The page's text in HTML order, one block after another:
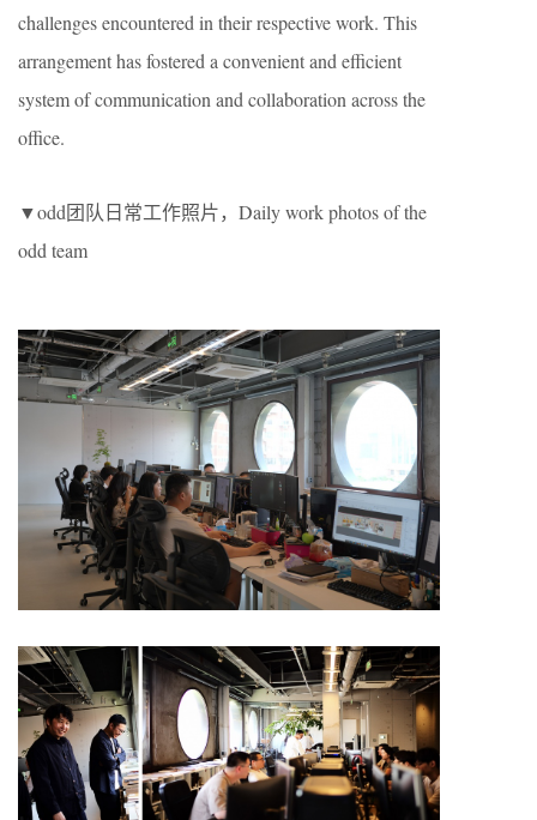
challenges encountered in their respective work. This
arrangement has fostered a convenient and efficient
system of communication and collaboration across the
office.
▼odd团队日常工作照片，Daily work photos of the
odd team